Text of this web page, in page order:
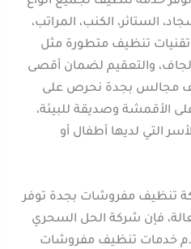
الستائر، الكنب، المراتب،
تنظيف متطورة مثل
الجاف، والتعقيم لضمان أقصى
مجالس بجدة نحرص على
الأقمشة وصديقة للبيئة،
التي لديها أطفال أو
تنظيف مفروشات بجدة توفر
فإن شركة الحل السحري
خدمات تنظيف مفروشات